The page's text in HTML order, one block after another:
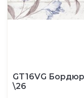
GT16VG
\26